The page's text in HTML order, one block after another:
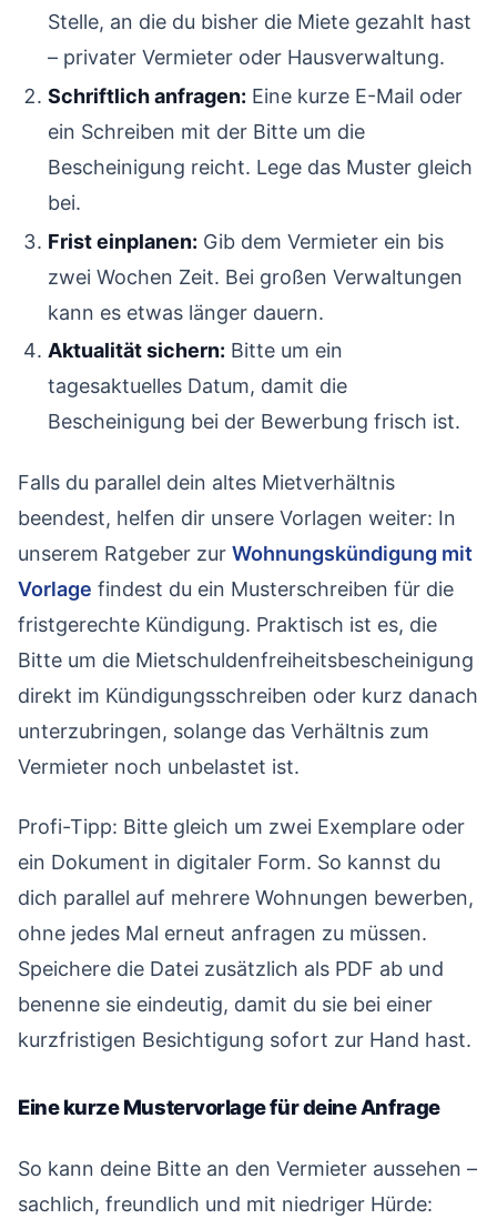
Stelle, an die du bisher die Miete gezahlt hast
– privater Vermieter oder Hausverwaltung.
Schriftlich anfragen: Eine kurze E-Mail oder
ein Schreiben mit der Bitte um die
Bescheinigung reicht. Lege das Muster gleich
bei.
Frist einplanen: Gib dem Vermieter ein bis
zwei Wochen Zeit. Bei großen Verwaltungen
kann es etwas länger dauern.
Aktualität sichern: Bitte um ein
tagesaktuelles Datum, damit die
Bescheinigung bei der Bewerbung frisch ist.
Falls du parallel dein altes Mietverhältnis
beendest, helfen dir unsere Vorlagen weiter: In
unserem Ratgeber zur Wohnungskündigung mit
Vorlage findest du ein Musterschreiben für die
fristgerechte Kündigung. Praktisch ist es, die
Bitte um die Mietschuldenfreiheitsbescheinigung
direkt im Kündigungsschreiben oder kurz danach
unterzubringen, solange das Verhältnis zum
Vermieter noch unbelastet ist.
Profi-Tipp: Bitte gleich um zwei Exemplare oder
ein Dokument in digitaler Form. So kannst du
dich parallel auf mehrere Wohnungen bewerben,
ohne jedes Mal erneut anfragen zu müssen.
Speichere die Datei zusätzlich als PDF ab und
benenne sie eindeutig, damit du sie bei einer
kurzfristigen Besichtigung sofort zur Hand hast.
Eine kurze Mustervorlage für deine Anfrage
So kann deine Bitte an den Vermieter aussehen –
sachlich, freundlich und mit niedriger Hürde: